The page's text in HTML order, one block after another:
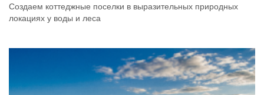
Создаем коттеджные поселки в выразительных природных
локациях у воды и леса